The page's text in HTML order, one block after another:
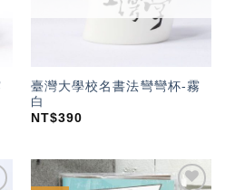
臺灣大學校名書法彎彎杯-霧
白
NT$390